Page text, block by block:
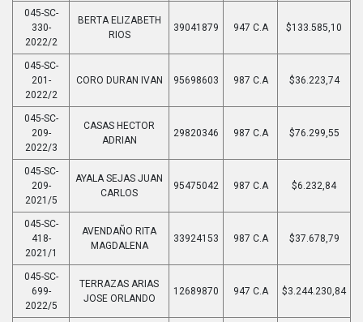
045-SC-
330-
2022/2
BERTA ELIZABETH
RIOS
39041879 947 C.A $133.585,10
045-SC-
201-
2022/2
CORO DURAN IVAN 95698603 987 C.A $36.223,74
045-SC-
209-
2022/3
CASAS HECTOR
ADRIAN
29820346 987 C.A $76.299,55
045-SC-
209-
2021/5
AYALA SEJAS JUAN
CARLOS
95475042 987 C.A $6.232,84
045-SC-
418-
2021/1
AVENDAÑO RITA
MAGDALENA
33924153 987 C.A $37.678,79
045-SC-
699-
2022/5
TERRAZAS ARIAS
JOSE ORLANDO
12689870 947 C.A $3.244.230,84